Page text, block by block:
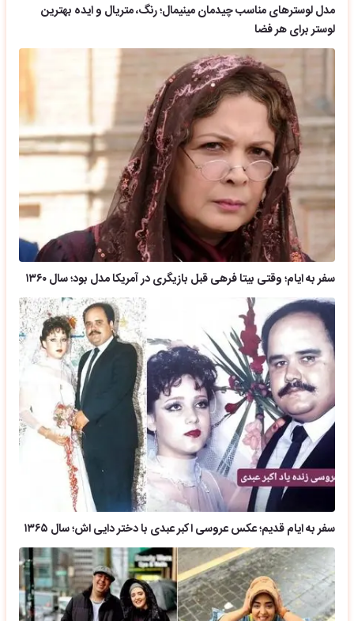
مدل لوسترهای مناسب چیدمان مینیمال؛ رنگ، متریال و ایده بهترین
لوستر برای هر فضا
سفر به ایام؛ وقتی بیتا فرهی قبل بازیگری در آمریکا مدل بود؛ سال ۱۳۶۰
سفر به ایام قدیم؛ عکس عروسی اکبر عبدی با دختر دایی اش؛ سال ۱۳۶۵